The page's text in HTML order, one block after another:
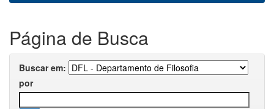
Página de Busca
Buscar em:
por